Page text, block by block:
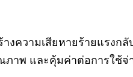
ความเสียหายร้ายแรง
าพ และคุ้มค่าต่อการใช้จ่